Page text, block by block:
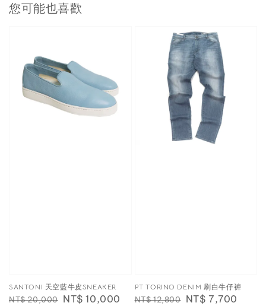
您可能也喜歡
SANTONI 天空藍牛皮SNEAKER
Regular
NT$ 20,000 Sale
NT$ 10,000
PT TORINO DENIM 刷白牛仔褲
Regular
NT$ 12,800 Sale
NT$ 7,700